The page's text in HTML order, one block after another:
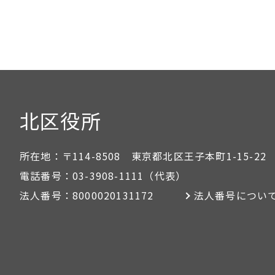
北区役所
所在地： 〒114-8508 東京都北区王子本町1-15-22
電話番号： 03-3908-1111 （代表）
法人番号： 8000020131172 法人番号につい